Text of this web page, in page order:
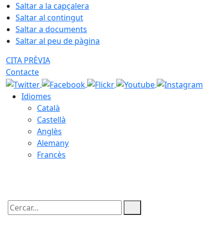
Saltar a la capçalera
Saltar al contingut
Saltar a documents
Saltar al peu de pàgina
CITA PRÈVIA
Contacte
Idiomes
Català
Castellà
Anglès
Alemany
Francès
Cercar: